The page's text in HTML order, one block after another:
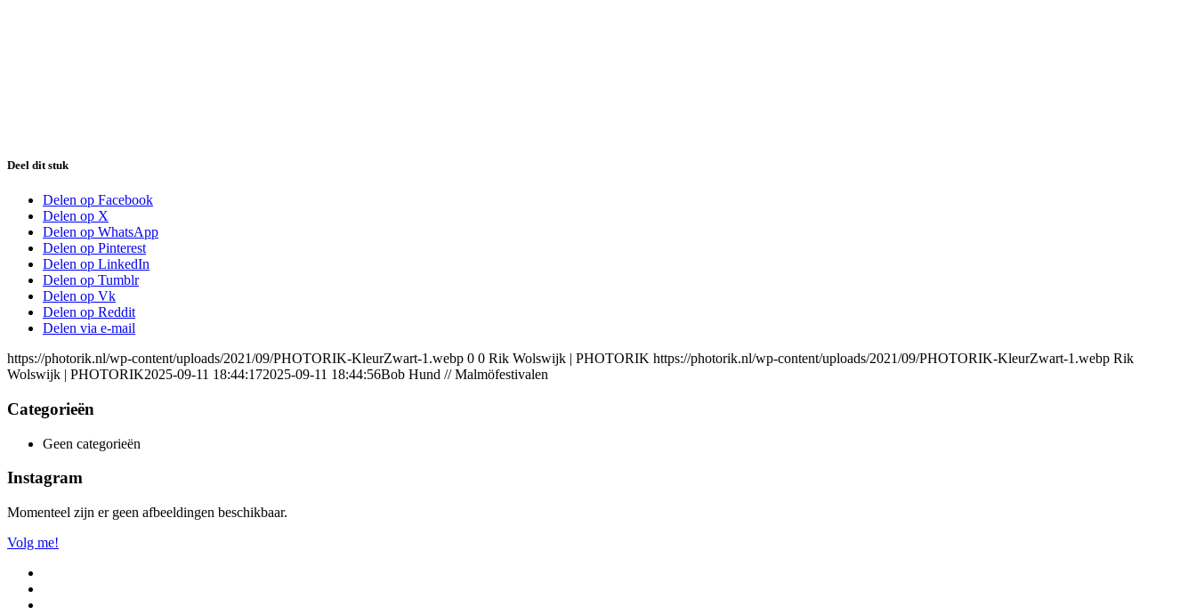
Deel dit stuk
Delen op Facebook
Delen op X
Delen op WhatsApp
Delen op Pinterest
Delen op LinkedIn
Delen op Tumblr
Delen op Vk
Delen op Reddit
Delen via e-mail
https://photorik.nl/wp-content/uploads/2021/09/PHOTORIK-KleurZwart-1.webp 0 0 Rik Wolswijk | PHOTORIK https://photorik.nl/wp-content/uploads/2021/09/PHOTORIK-KleurZwart-1.webp Rik
Wolswijk | PHOTORIK2025-09-11 18:44:172025-09-11 18:44:56Bob Hund // Malmöfestivalen
Categorieën
Geen categorieën
Instagram
Momenteel zijn er geen afbeeldingen beschikbaar.
Volg me!